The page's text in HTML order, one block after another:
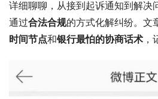
详细聊聊，从接到起诉通知到解决
通过合法合规的方式化解纠纷。文
时间节点和银行最怕的协商话术 ，